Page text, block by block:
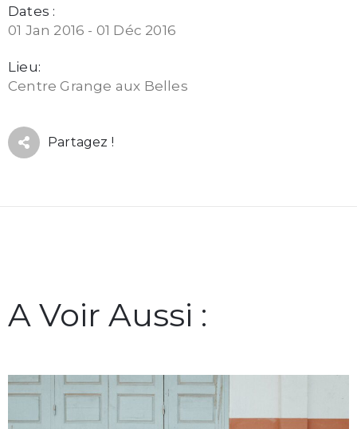
Dates :
01 Jan 2016 - 01 Déc 2016
Lieu:
Centre Grange aux Belles
Partagez !
A Voir Aussi :